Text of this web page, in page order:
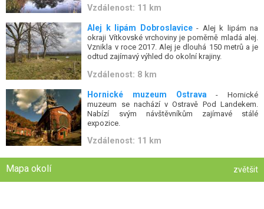
Vzdálenost: 11 km
Alej k lipám Dobroslavice- Alej k lipám na
okraji Vítkovské vrchoviny je poměrně mladá alej.
Vznikla v roce 2017. Alej je dlouhá 150 metrů a je
odtud zajímavý výhled do okolní krajiny.
Vzdálenost: 8 km
Hornické muzeum Ostrava - Hornické
muzeum se nachází v Ostravě Pod Landekem.
Nabízí svým návštěvníkům zajímavé stálé
expozice.
Vzdálenost: 11 km
Mapa okolí zvětšit